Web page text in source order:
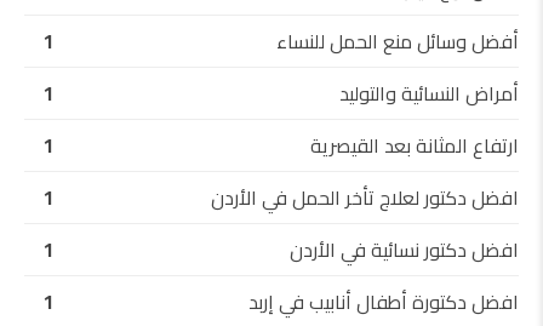
أفضل وسائل منع الحمل للنساء
1
أمراض النسائية والتوليد
1
ارتفاع المثانة بعد القيصرية
1
افضل دكتور لعلاج تأخر الحمل في الأردن
1
افضل دكتور نسائية في الأردن
1
افضل دكتورة أطفال أنابيب في إربد
1